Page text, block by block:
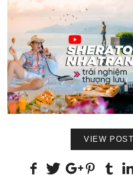
VIEW POST